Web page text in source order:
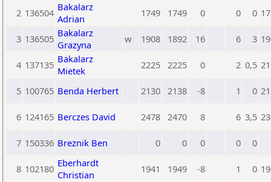
2 136504 Bakalarz
Adrian
1749 1749 0 0 0
3 136505 Bakalarz
Grazyna
w 1908 1892 16 6 3
4 137135 Bakalarz
Mietek
2225 2225 0 2 0,5
5 100765 Benda Herbert 2130 2138 -8 1 0
6 124165 Berczes David 2478 2470 8 6 3,5
7 150336 Breznik Ben 0 0 0 0 0
8 102180 Eberhardt
Christian
1941 1949 -8 1 0